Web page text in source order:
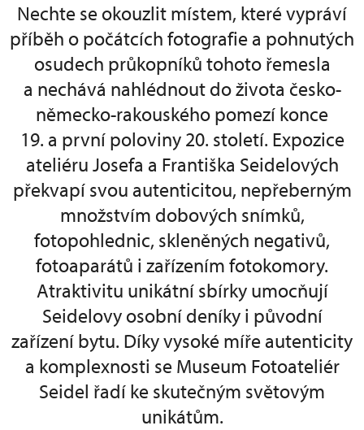
Nechte se okouzlit místem, které vypráví
příběh o počátcích fotografie a pohnutých
osudech průkopníků tohoto řemesla
a nechává nahlédnout do života česko-
německo-rakouského pomezí konce
19. a první poloviny 20. století. Expozice
ateliéru Josefa a Františka Seidelových
překvapí svou autenticitou, nepřeberným
množstvím dobových snímků,
fotopohlednic, skleněných negativů,
fotoaparátů i zařízením fotokomory.
Atraktivitu unikátní sbírky umocňují
Seidelovy osobní deníky i původní
zařízení bytu. Díky vysoké míře autenticity
a komplexnosti se Museum Fotoateliér
Seidel řadí ke skutečným světovým
unikátům.